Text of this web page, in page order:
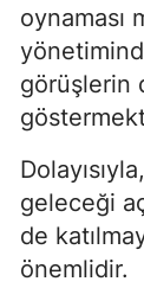
oynaması
görüşlerin
geleceği
de
önemlidir.